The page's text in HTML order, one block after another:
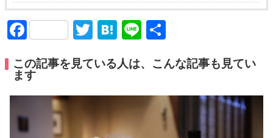
FacebookTwitter
Hatena
Line
この記事を見ている人は、こんな記事も見てい
ます